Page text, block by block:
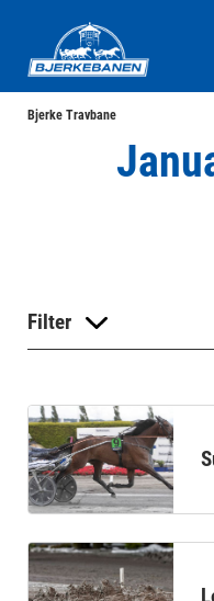
Bjerke Travbane
Filter